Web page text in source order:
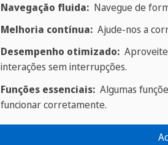
Navegação fluida:Navegue de
Melhoria contínua:Ajude-nos a
Desempenho otimizado:Aproveite
interações sem interrupções.
Funções essenciais:Algumas
funcionar corretamente.